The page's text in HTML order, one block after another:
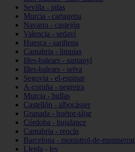
Sevilla - pilas
Murcia - cartagena
Navarra - castejón
Valencia - sedaví
Huesca - sariñena
Cantabria - limpias
Illes-balears - santanyí
Illes-balears - selva
Segovia - el-espinar
A-coruña - negreira
Murcia - bullas
Castellón - albocàsser
Granada - huétor-tájar
Córdoba - bujalance
Cantabria - reocín
Barcelona - monistrol-de-montserrat
Lleida - les